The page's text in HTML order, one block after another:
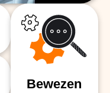
Bewezen